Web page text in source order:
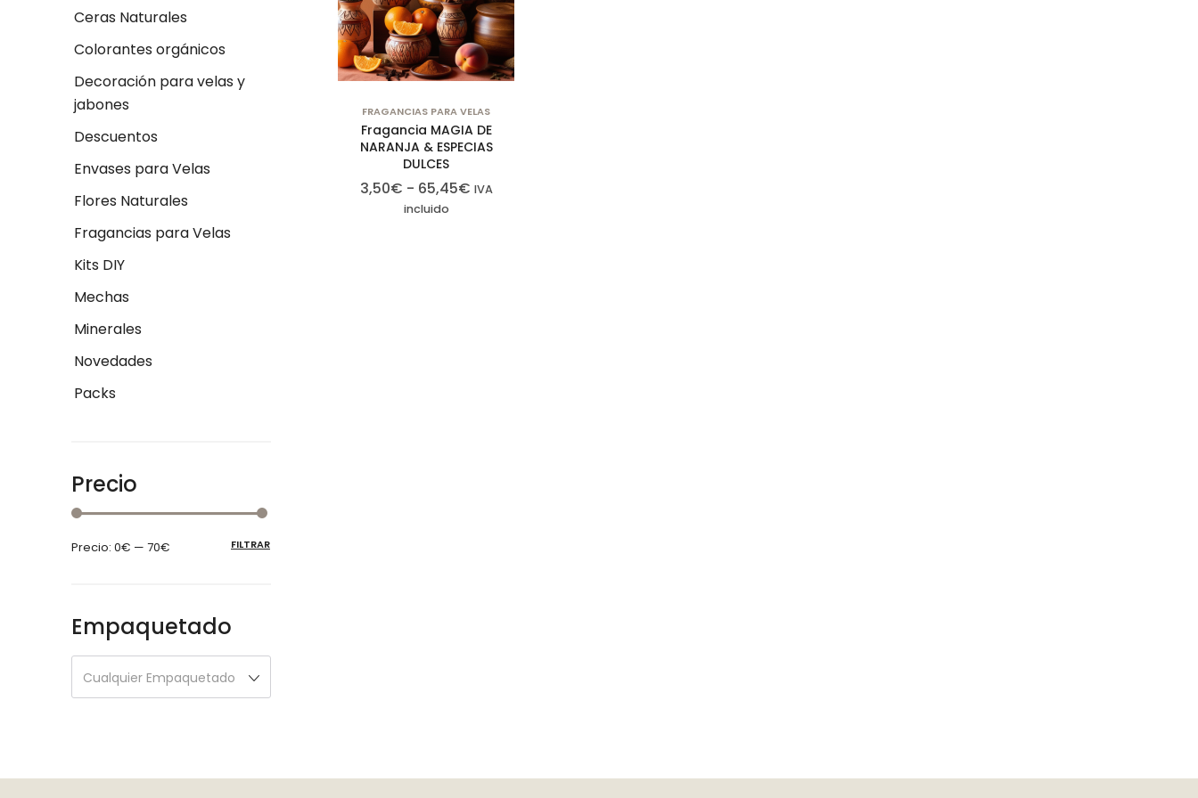
Ceras Naturales
Colorantes orgánicos
Decoración para velas y
jabones
Descuentos
Envases para Velas
Flores Naturales
Fragancias para Velas
Kits DIY
Mechas
Minerales
Novedades
Packs
Precio
FILTRAR
Precio: 0€ — 70€
Empaquetado
Cualquier Empaquetado
FRAGANCIAS PARA VELAS
Fragancia MAGIA DE
NARANJA & ESPECIAS
DULCES
3,50€ - 65,45€ IVA
incluido